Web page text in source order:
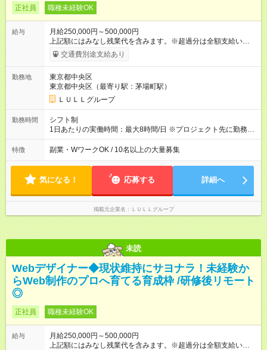
正社員 職種未経験OK
給与
月給250,000円～500,000円
上記額にはみなし残業代を含みます。※超過分は全額支給いたし
ます。 みなし残業代 21,675円／月 みなし残業時間 12時間／月 -
------------------------------------------------------- ≪経験者の方は以下と
万円～＋業績賞与＋交通費＋各種手当 ※固定残業代（30時間/6
万6，610円分）を含む。超過分は追加支給いたします 能力やス
キルを考慮し初任給を決定。経験者の方は前給考慮も可能で
す！ ◎昇給年1回（研修終了後） ◎賞与年2回（2月・8月）＋業
績賞与あり ◤スキルアップも、収入アップも。◢ 入社後の成長
や頑張りは、しっかり給与で還元しています。 実際にほぼ全員
上アップした社員も。 エンジニアへの還元率は業界高水準の
87％。 スキルを磨いた分だけ、収入アップも目指せる環境で
す！ 【試用期間】試用期間あり 試用期間の長さ：6ヶ月 ※ 雇用
形態と給与に、本採用時と異なる部分があります。 雇用形態：
中途採用（契約社員） 給与：月給 230,000円以上 上記額にはみ
なし残業代を含みます。※超過分は全額支給いたします。 みな
別途支給いたします ※研修期間中（最大12ヶ月間）も、試用期
交通費別途支給あり
勤務地
東京都中央区
東京都中央区（最寄り駅：茅場町駅）
ＬＵＬＬグループ
勤務時間
シフト制
1日あたりの実働時間：最大8時間/日 ※プロジェクト先に勤務時
間は異なります 【シフト例】 ・10時00分～19時00分 ・9時00
分～18時00分 平均残業時間：月10時間以内
特徴 副業・WワークOK / 10名以上の大量募集
気になる！ 応募する 詳細へ
掲載元企業名 ＬＵＬＬグループ
未読
Webデザイナー◆現状維持にサヨナラ！未経験か
らWeb制作のプロへ育てる育成枠 /研修後リモート
◎
正社員 職種未経験OK
給与
月給250,000円～500,000円
上記額にはみなし残業代を含みます。※超過分は全額支給いたし